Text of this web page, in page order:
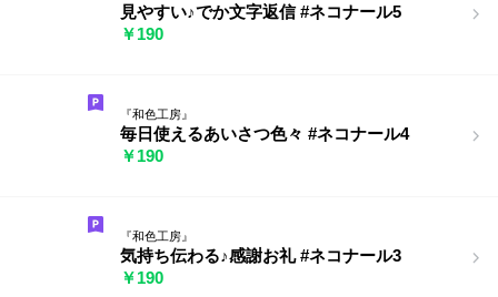
見やすい♪でか文字返信 #ネコナール5
￥190
『和色工房』
毎日使えるあいさつ色々 #ネコナール4
￥190
『和色工房』
気持ち伝わる♪感謝お礼 #ネコナール3
￥190